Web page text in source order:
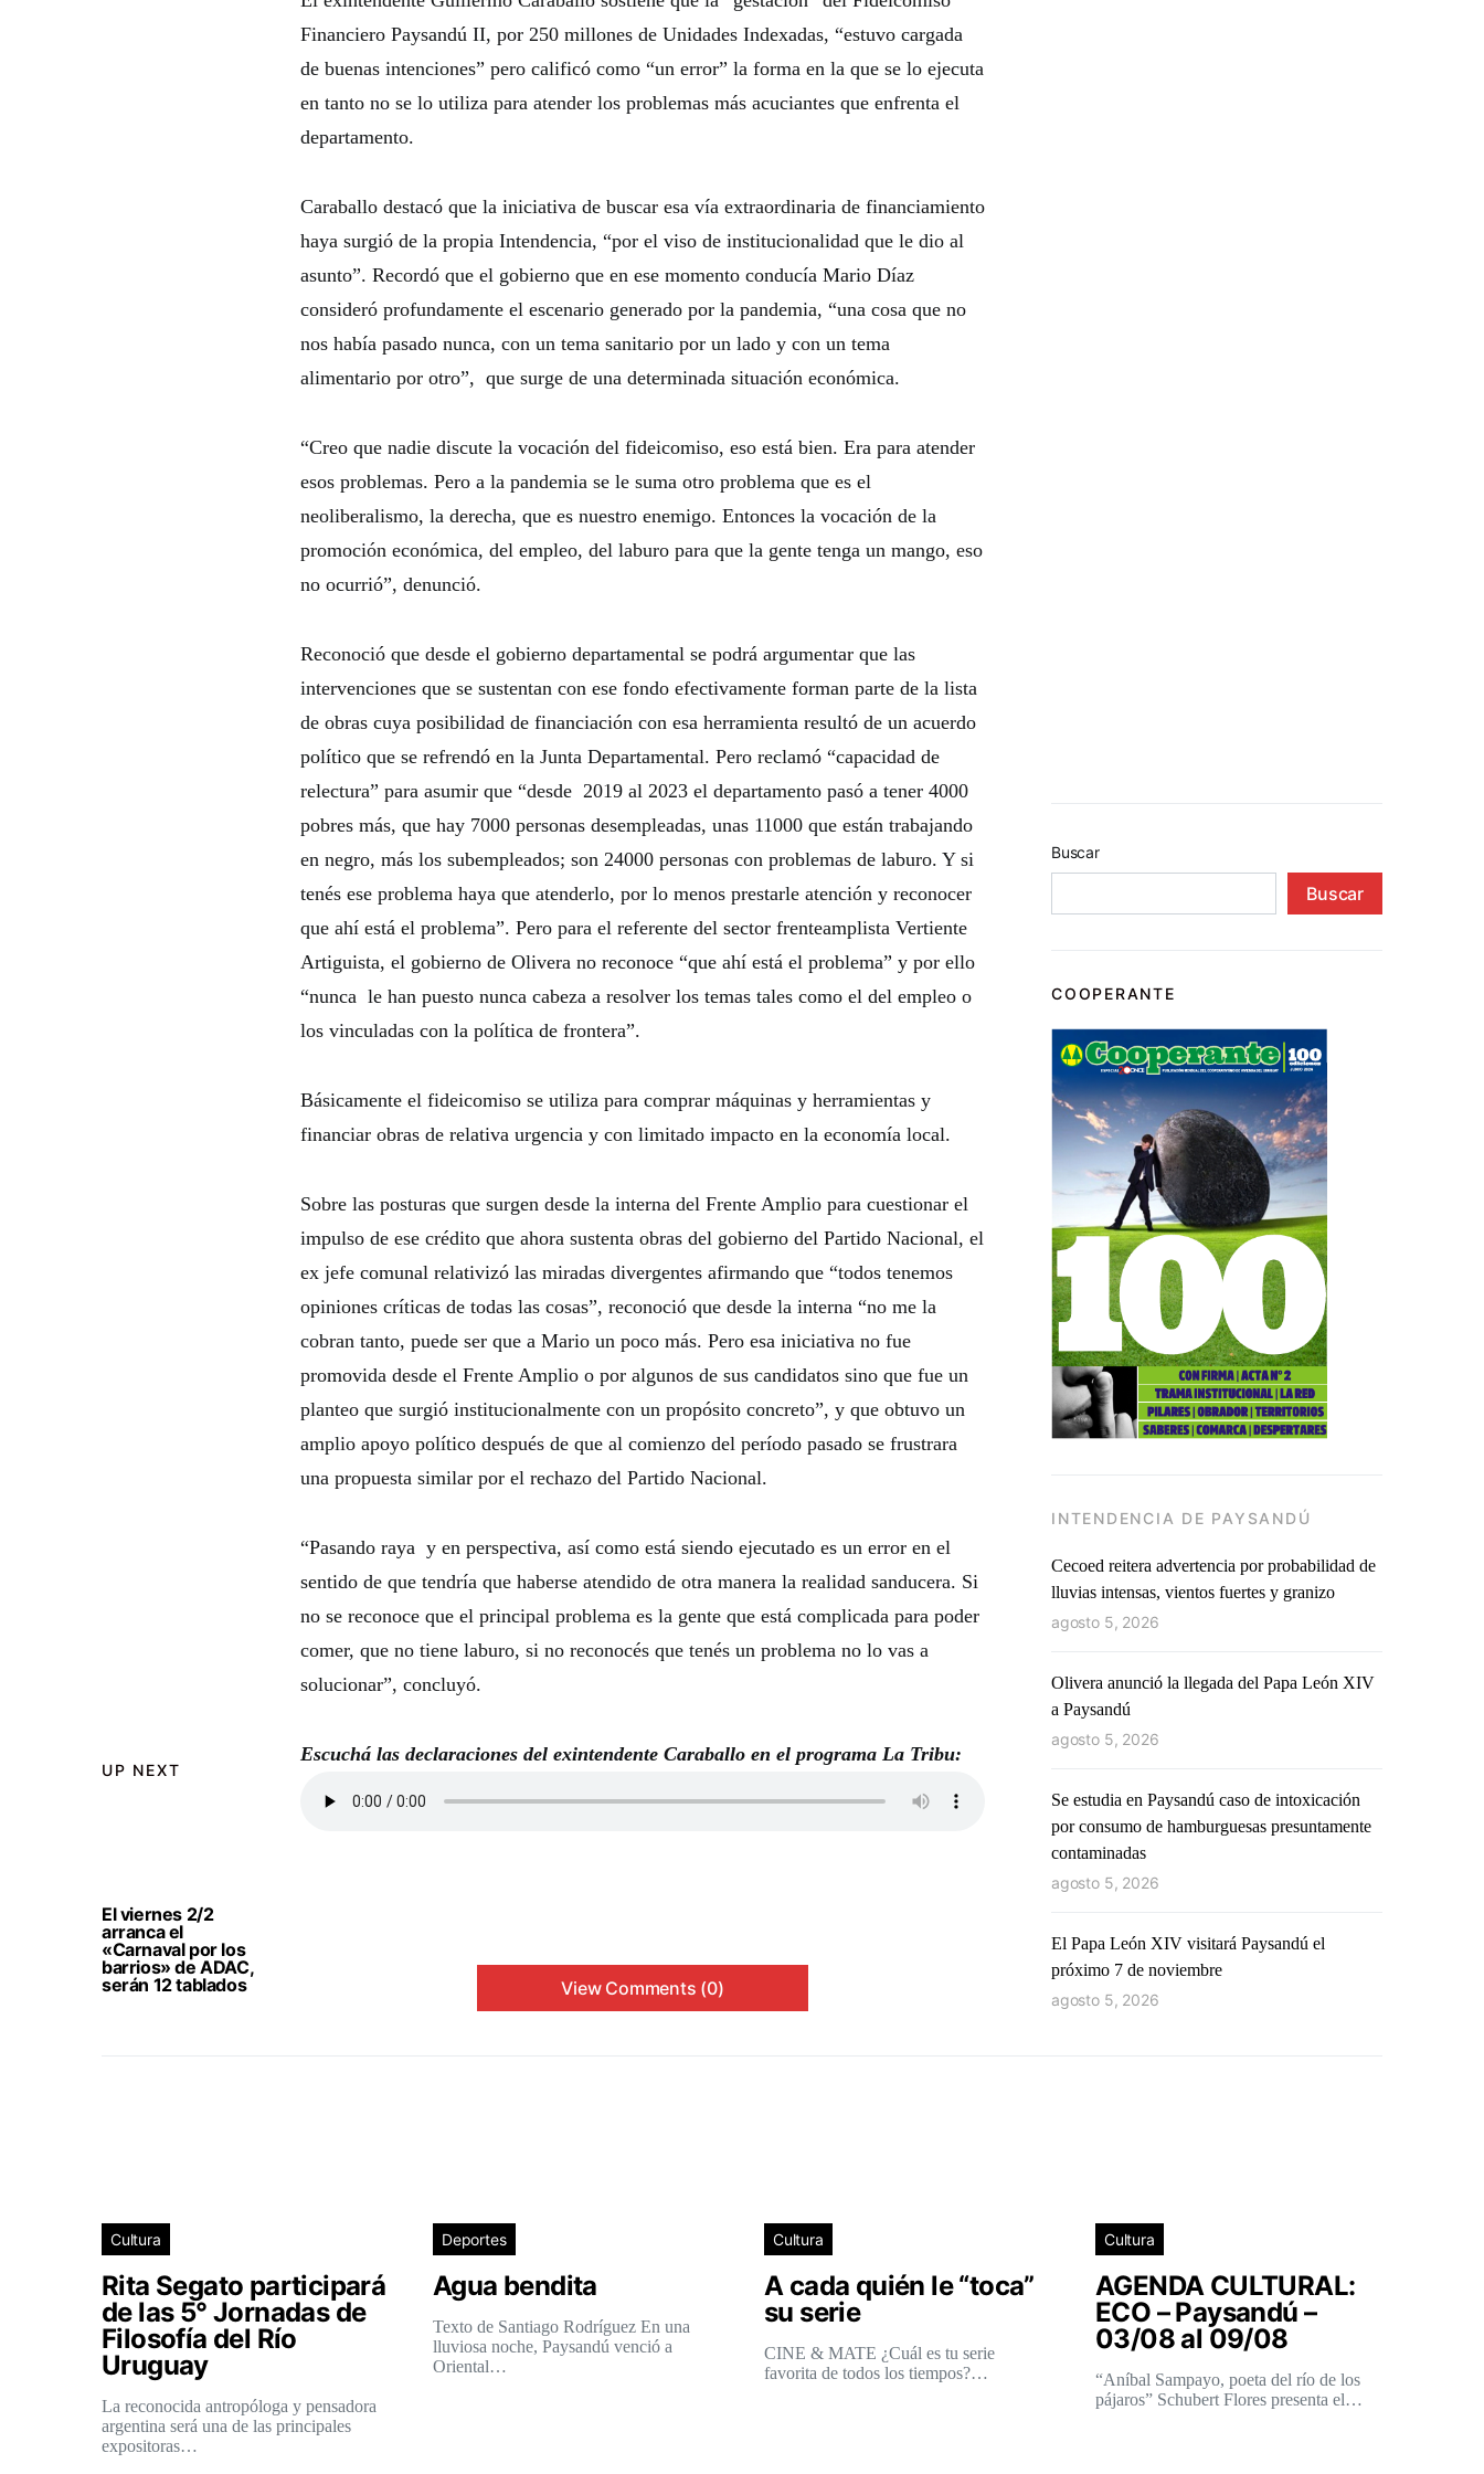
UP NEXT
El viernes 2/2
arranca el
«Carnaval por los
barrios» de ADAC,
serán 12 tablados
Financiero Paysandú II, por 250 millones de Unidades Indexadas, “estuvo cargada
de buenas intenciones” pero calificó como “un error” la forma en la que se lo ejecuta
en tanto no se lo utiliza para atender los problemas más acuciantes que enfrenta el
departamento.
Caraballo destacó que la iniciativa de buscar esa vía extraordinaria de financiamiento
haya surgió de la propia Intendencia, “por el viso de institucionalidad que le dio al
asunto”. Recordó que el gobierno que en ese momento conducía Mario Díaz
consideró profundamente el escenario generado por la pandemia, “una cosa que no
nos había pasado nunca, con un tema sanitario por un lado y con un tema
alimentario por otro”, que surge de una determinada situación económica.
“Creo que nadie discute la vocación del fideicomiso, eso está bien. Era para atender
esos problemas. Pero a la pandemia se le suma otro problema que es el
neoliberalismo, la derecha, que es nuestro enemigo. Entonces la vocación de la
promoción económica, del empleo, del laburo para que la gente tenga un mango, eso
no ocurrió”, denunció.
Reconoció que desde el gobierno departamental se podrá argumentar que las
intervenciones que se sustentan con ese fondo efectivamente forman parte de la lista
de obras cuya posibilidad de financiación con esa herramienta resultó de un acuerdo
político que se refrendó en la Junta Departamental. Pero reclamó “capacidad de
relectura” para asumir que “desde 2019 al 2023 el departamento pasó a tener 4000
pobres más, que hay 7000 personas desempleadas, unas 11000 que están trabajando
en negro, más los subempleados; son 24000 personas con problemas de laburo. Y si
tenés ese problema haya que atenderlo, por lo menos prestarle atención y reconocer
que ahí está el problema”. Pero para el referente del sector frenteamplista Vertiente
Artiguista, el gobierno de Olivera no reconoce “que ahí está el problema” y por ello
“nunca le han puesto nunca cabeza a resolver los temas tales como el del empleo o
los vinculadas con la política de frontera”.
Básicamente el fideicomiso se utiliza para comprar máquinas y herramientas y
financiar obras de relativa urgencia y con limitado impacto en la economía local.
Sobre las posturas que surgen desde la interna del Frente Amplio para cuestionar el
impulso de ese crédito que ahora sustenta obras del gobierno del Partido Nacional, el
ex jefe comunal relativizó las miradas divergentes afirmando que “todos tenemos
opiniones críticas de todas las cosas”, reconoció que desde la interna “no me la
cobran tanto, puede ser que a Mario un poco más. Pero esa iniciativa no fue
promovida desde el Frente Amplio o por algunos de sus candidatos sino que fue un
planteo que surgió institucionalmente con un propósito concreto”, y que obtuvo un
amplio apoyo político después de que al comienzo del período pasado se frustrara
una propuesta similar por el rechazo del Partido Nacional.
“Pasando raya y en perspectiva, así como está siendo ejecutado es un error en el
sentido de que tendría que haberse atendido de otra manera la realidad sanducera. Si
no se reconoce que el principal problema es la gente que está complicada para poder
comer, que no tiene laburo, si no reconocés que tenés un problema no lo vas a
solucionar”, concluyó.
Escuchá las declaraciones del exintendente Caraballo en el programa La Tribu:
View Comments (0)
Buscar
Buscar
COOPERANTE
INTENDENCIA DE PAYSANDÚ
Cecoed reitera advertencia por probabilidad de
lluvias intensas, vientos fuertes y granizo
agosto 5, 2026
Olivera anunció la llegada del Papa León XIV
a Paysandú
agosto 5, 2026
Se estudia en Paysandú caso de intoxicación
por consumo de hamburguesas presuntamente
contaminadas
agosto 5, 2026
El Papa León XIV visitará Paysandú el
próximo 7 de noviembre
agosto 5, 2026
Cultura
Rita Segato participará
de las 5° Jornadas de
Filosofía del Río
Uruguay
La reconocida antropóloga y pensadora
argentina será una de las principales
expositoras…
Deportes
Agua bendita
Texto de Santiago Rodríguez En una
lluviosa noche, Paysandú venció a
Oriental…
Cultura
A cada quién le “toca”
su serie
CINE & MATE ¿Cuál es tu serie
favorita de todos los tiempos?…
Cultura
AGENDA CULTURAL:
ECO – Paysandú –
03/08 al 09/08
“Aníbal Sampayo, poeta del río de los
pájaros” Schubert Flores presenta el…